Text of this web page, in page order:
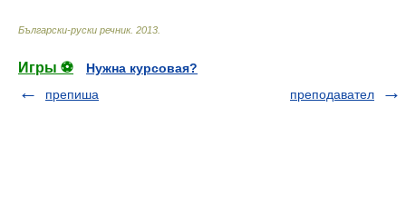
Български-руски речник. 2013
Игры ⚽
Нужна курсовая?
препиша
преподавател